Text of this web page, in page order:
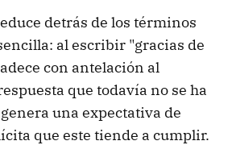
detrás de los términos
al escribir "gracias de
con antelación al
que todavía no se ha
una expectativa de
que este tiende a cumplir.